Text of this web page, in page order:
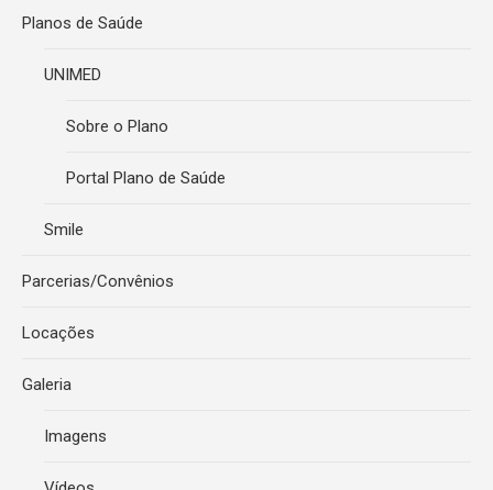
Planos de Saúde
UNIMED
Sobre o Plano
Portal Plano de Saúde
Smile
Parcerias/Convênios
Locações
Galeria
Imagens